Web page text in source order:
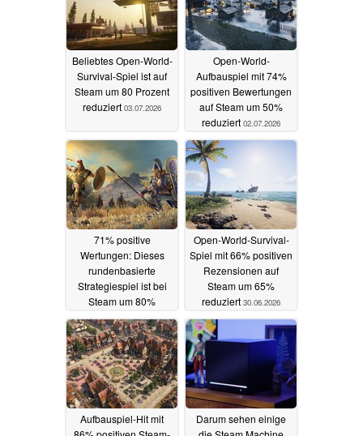
Beliebtes Open-World-
Survival-Spiel ist auf
Steam um 80 Prozent
reduziert 03.07.2026
Open-World-
Aufbauspiel mit 74%
positiven Bewertungen
auf Steam um 50%
reduziert 02.07.2026
71% positive
Wertungen: Dieses
rundenbasierte
Strategiespiel ist bei
Steam um 80%
reduziert01.07.2026
Open-World-Survival-
Spiel mit 66% positiven
Rezensionen auf
Steam um 65%
reduziert 30.06.2026
Aufbauspiel-Hit mit
Darum sehen einige